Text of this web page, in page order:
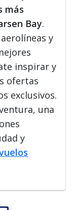
más
Bay.
y
inspirar y
ofertas
exclusivos.
una
y